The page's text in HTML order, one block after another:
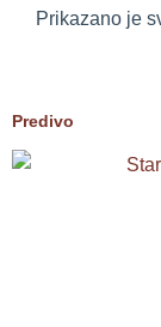
Prikazano je
Predivo